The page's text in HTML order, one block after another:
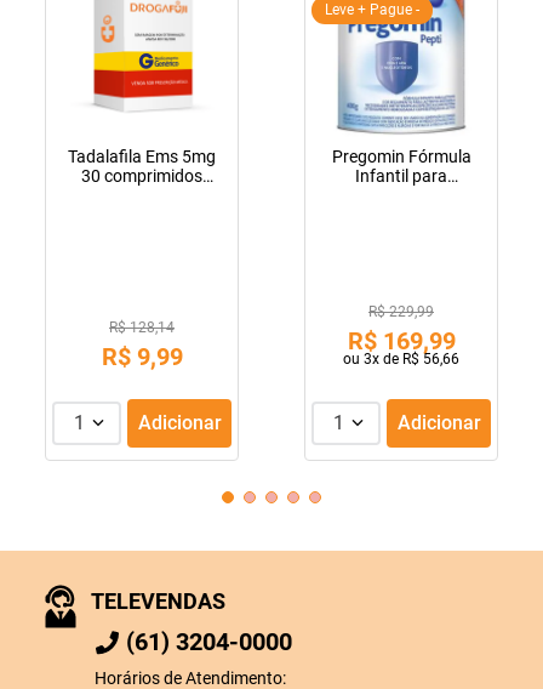
Tadalafila Ems 5mg
30 comprimidos
R$ 128,14
R$ 9,99
1 Adicionar
Leve + Pague -
Pregomin Fórmula
Infantil para
R$ 229,99
R$ 169,99
ou 3x de R$ 56,66
1 Adicionar
TELEVENDAS
(61) 3204-0000
Horários de Atendimento: